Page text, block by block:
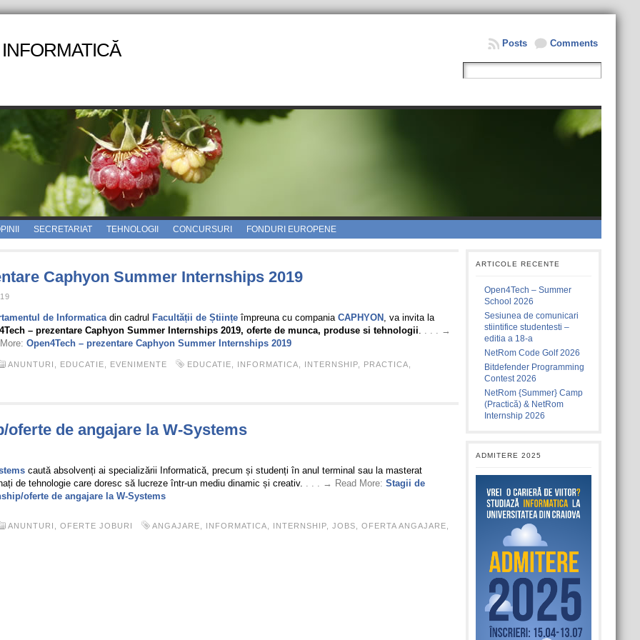
Comments
Posts
SECRETARIAT TEHNOLOGII CONCURSURI FONDURI EUROPENE
Caphyon Summer Internships 2019
de Informaticadin cadrul Facultății de Științeîmpreuna cu compania CAPHYON , va invita la
– prezentare Caphyon Summer Internships 2019, oferte de munca, produse si tehnologii. . . . →
Open4Tech – prezentare Caphyon Summer Internships 2019
ANUNTURI EDUCATIE EVENIMENTE EDUCATIE INFORMATICA INTERNSHIP, PRACTICA
de angajare la W-Systems
caută absolvenți ai specializării Informatică, precum și studenți în anul terminal sau la masterat
de tehnologie care doresc să lucreze într-un mediu dinamic și creativ. . . . → Read More: Stagii de
oferte de angajare la W-Systems
ANUNTURI OFERTE JOBURI ANGAJARE INFORMATICA INTERNSHIP, JOBS OFERTA ANGAJARE
ARTICOLE RECENTE
Open4Tech – Summer
School 2026
Sesiunea de comunicari
stiintifice studentesti –
editia a 18-a
NetRom Code Golf 2026
Bitdefender Programming
Contest 2026
NetRom {Summer} Camp
(Practică) & NetRom
Internship 2026
ADMITERE 2025